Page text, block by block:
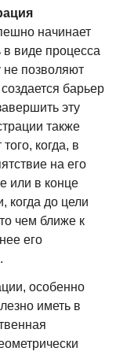
начинает
виде процесса
позволяют
барьер
эту
также
когда, в
на его
или в конце
когда до цели
чем ближе к
его
особенно
иметь в